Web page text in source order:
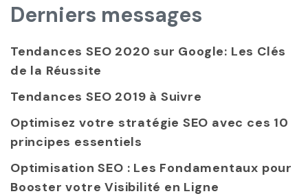
Derniers messages
Tendances SEO 2020 sur Google: Les Clés
de la Réussite
Tendances SEO 2019 à Suivre
Optimisez votre stratégie SEO avec ces 10
principes essentiels
Optimisation SEO : Les Fondamentaux pour
Booster votre Visibilité en Ligne